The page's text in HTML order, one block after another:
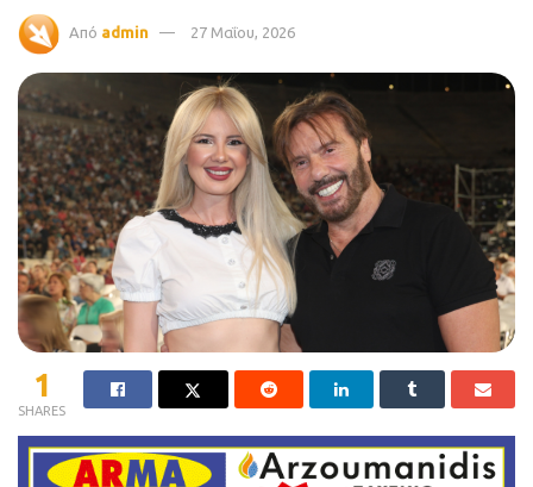
Από admin 27 Μαΐου, 2026
1
SHARES